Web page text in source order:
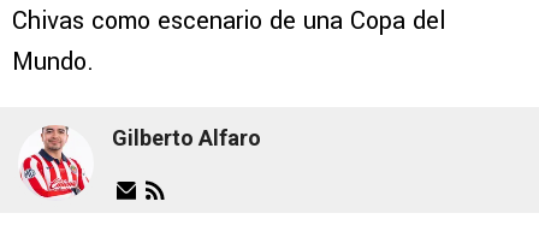
Chivas como escenario de una Copa del
Mundo.
Gilberto Alfaro